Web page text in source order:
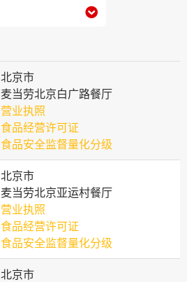

北京市
麦当劳北京白广路餐厅
营业执照
食品经营许可证
食品安全监督量化分级
北京市
麦当劳北京亚运村餐厅
营业执照
食品经营许可证
食品安全监督量化分级
北京市